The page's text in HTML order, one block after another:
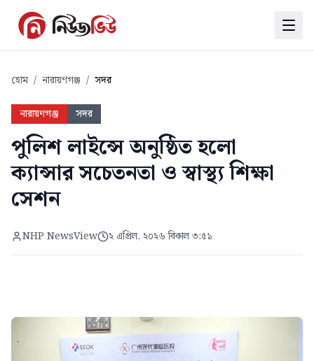
হোম / নারায়ণগঞ্জ / সদর
নারায়ণগঞ্জ সদর
পুলিশ লাইন্সে অনুষ্ঠিত হলো
ক্যান্সার সচেতনতা ও স্বাস্থ্য শিক্ষা
সেশন
NHP NewsView ২ এপ্রিল, ২০২৬ বিকাল ৩:৫১